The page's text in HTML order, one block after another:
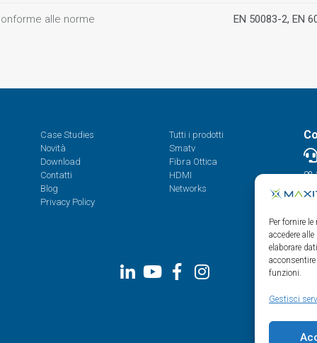
Per fornire
accedere
elaborare
funzioni.
Gestisci
alle norme EN 50083-2, EN
Case Studies
Novità
Download
Contatti
Blog
Privacy Policy
Tutti i prodotti
Smatv
Fibra Ottica
HDMI
Networks